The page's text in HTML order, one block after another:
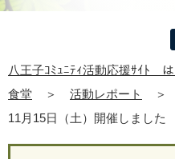
八王子ｺﾐｭﾆﾃｨ活動応援ｻｲﾄ は
食堂
＞ 活動レポート ＞
11月15日（土）開催しました